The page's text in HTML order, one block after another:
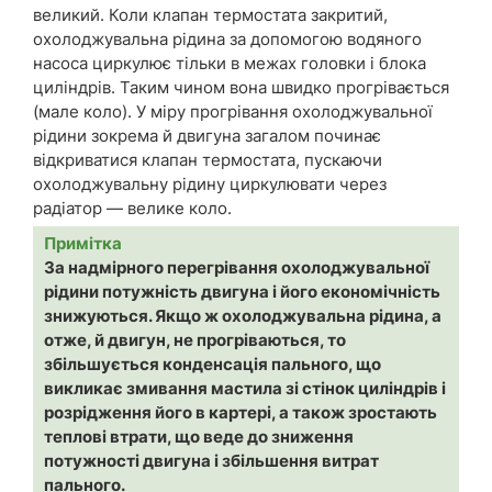
великий. Коли клапан термостата закритий,
охолоджувальна рідина за допомогою водяного
насоса циркулює тільки в межах головки і блока
циліндрів. Таким чином вона швидко прогрівається
(мале коло). У міру прогрівання охолоджувальної
рідини зокрема й двигуна загалом починає
відкриватися клапан термостата, пускаючи
охолоджувальну рідину циркулювати через
радіатор — велике коло.
Примітка
За надмірного перегрівання охолоджувальної
рідини потужність двигуна і його економічність
знижуються. Якщо ж охолоджувальна рідина, а
отже, й двигун, не прогріваються, то
збільшується конденсація пального, що
викликає змивання мастила зі стінок циліндрів і
розрідження його в картері, а також зростають
теплові втрати, що веде до зниження
потужності двигуна і збільшення витрат
пального.